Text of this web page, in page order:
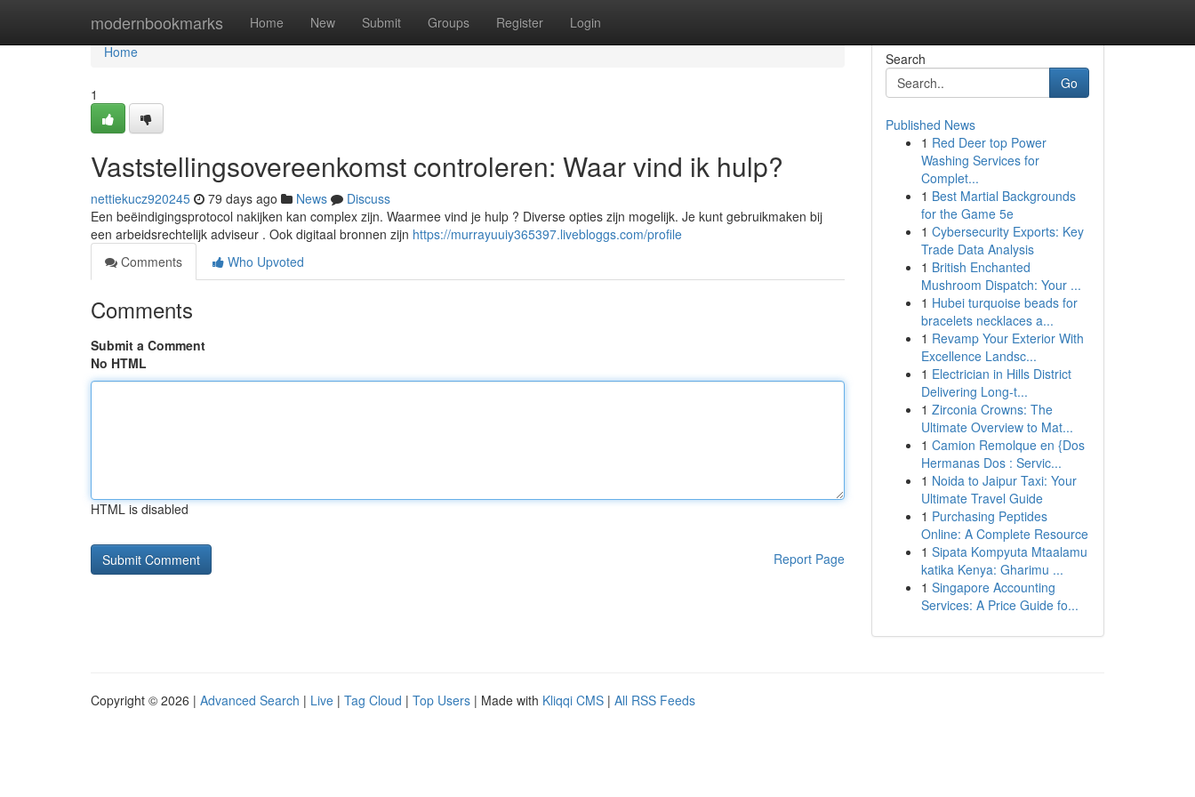
modernbookmarks Home New Submit Groups Register Login
Home
Home
1
Vaststellingsovereenkomst controleren: Waar vind ik hulp?
nettiekucz920245 79 days ago News
Discuss
Een beëindigingsprotocol nakijken kan complex zijn. Waarmee vind je hulp ? Diverse opties zijn mogelijk. Je kunt gebruikmaken bij
een arbeidsrechtelijk adviseur . Ook digitaal bronnen zijn https://murrayuuiy365397.livebloggs.com/profile
Comments
Who Upvoted
Comments
Submit a Comment
No HTML
HTML is disabled
Report Page
Search
Go
Published News
1 Red Deer top Power
Washing Services for
Complet...
1 Best Martial Backgrounds
for the Game 5e
1 Cybersecurity Exports: Key
Trade Data Analysis
1 British Enchanted
Mushroom Dispatch: Your ...
1 Hubei turquoise beads for
bracelets necklaces a...
1 Revamp Your Exterior With
Excellence Landsc...
1 Electrician in Hills District
Delivering Long-t...
1 Zirconia Crowns: The
Ultimate Overview to Mat...
1 Camion Remolque en {Dos
Hermanas Dos : Servic...
1 Noida to Jaipur Taxi: Your
Ultimate Travel Guide
1 Purchasing Peptides
Online: A Complete Resource
1 Sipata Kompyuta Mtaalamu
katika Kenya: Gharimu ...
1 Singapore Accounting
Services: A Price Guide fo...
Copyright © 2026 | Advanced Search | Live | Tag Cloud | Top Users | Made with Kliqqi CMS | All RSS Feeds